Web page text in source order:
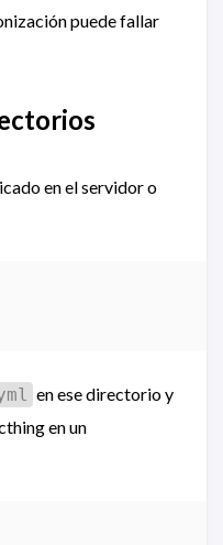
puede fallar
en el servidor o
en ese directorio y
en un